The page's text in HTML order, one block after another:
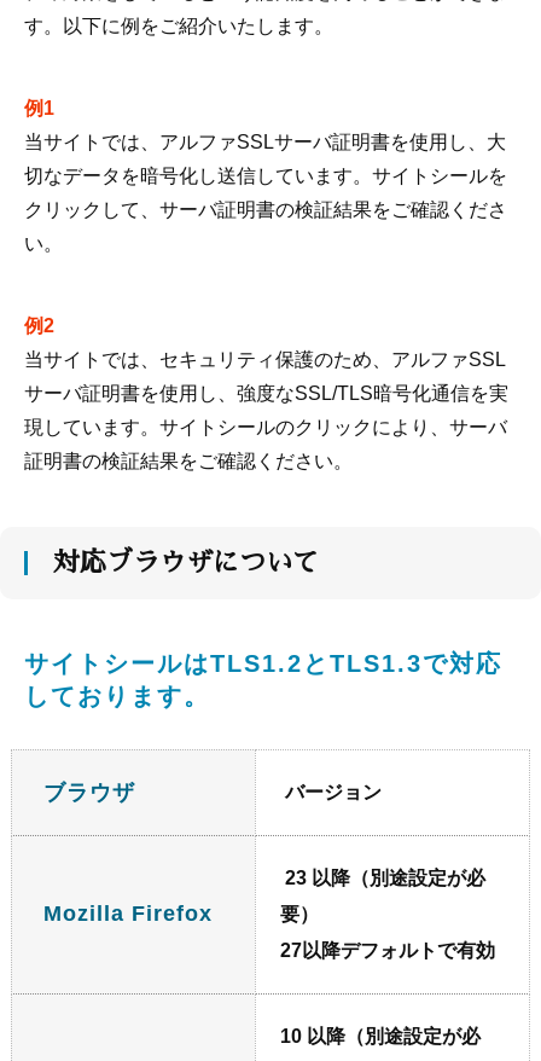
す。以下に例をご紹介いたします。
例1
当サイトでは、アルファSSLサーバ証明書を使用し、大
切なデータを暗号化し送信しています。サイトシールを
クリックして、サーバ証明書の検証結果をご確認くださ
い。
例2
当サイトでは、セキュリティ保護のため、アルファSSL
サーバ証明書を使用し、強度なSSL/TLS暗号化通信を実
現しています。サイトシールのクリックにより、サーバ
証明書の検証結果をご確認ください。
対応ブラウザについて
サイトシールはTLS1.2とTLS1.3で対応
しております。
ブラウザ バージョン
Mozilla Firefox
23 以降（別途設定が必
要）
27以降デフォルトで有効
10 以降（別途設定が必